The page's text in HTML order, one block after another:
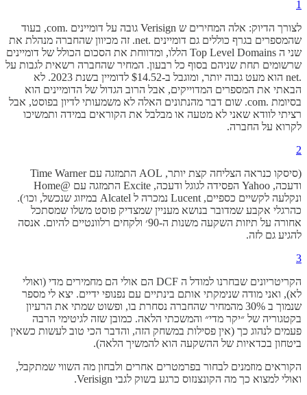
1
לצורך הדיוק: אלה המחירים ש Verisign גובה על דומיינים .com, בעוד
שהמספרים בגרף כוללים גם דומיינים .net. זה מכיוון שהחברה מנהלת את
שני ה Top Level Domains הללו, ומדווחת את הסכום הכולל של דומיינים
שרשומים תחת שניהם בסוף כל רבעון. המחיר שהחברה רשאית לגבות על
.net הוא מעט גבוה יותר, ומוגבל ב-$14.52 לדומיין בשנת 2023. לא
הבאתי את המספרים המדוייקים, אבל הרוב הגדול של הדומיינים הוא
בסיומת .com. שום דבר מהנתונים האלה לא משמעותי לדיון בפוסט, אבל
רציתי לוודא שאני לא מטעה או מבלבל את הקוראים במידה ותמשיכו
לקרוא על החברה.
2
(סיסקו כנראה הצליחה קצת יותר, AOL התמזגה עם Time Warner
ודעכה, Yahoo הפסידה לגוגל ודעכה, Excite התמזגה עם @Home
ונקלעה לקשיים כספיים, Lucent נמכרה ל Alcatel במיזוג שנכשל, וכו׳).
כהרגלי אקבע שמדובר בנושא מעניין שמצדיק פוסט משלו שמסתכל
אחורה על תיזות השקעה משנות ה-90׳ ולקחים רלוונטיים להיום. אנסה
להגיע גם לזה.
3
הקריטריונים שבחרנו למודל ה DCF הם אולי הם מחמירים מדי (ואולי
לא), ואני מודה שנימקתי אותם בינתיים עם נפנופי ידיים. יצא לי מספר
שנמוך ב 30% מהמחיר שהחברה נסחרת בו, ופשוט שמתי את הרעיון
בקטגוריה של ״יקר מדי״ והמשכתי הלאה. כמובן שזה לגיטימי הרבה
פעמים לנהוג כך (אין פסילות במשחק הזה, והדבר הכי טוב לעשות כשאין
ביטחון בכדאיות של ההשקעה הוא להמשיך הלאה).
הקוראים מוזמנים לבחור בפרמטרים אחרים ולבחון מה השווי שמתקבל,
ואולי למצוא כך מה הקונצנזוס כרגע בשוק לגבי Verisign.